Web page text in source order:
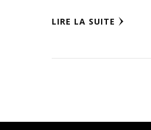
LIRE LA SUITE